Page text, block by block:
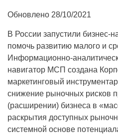
Обновлено 28/10/2021
В России запустили бизнес-
помочь развитию малого и
Информационно-
навигатор МСП создана
маркетинговый
снижение рыночных рисков
(расширении) бизнеса в
раскрытия доступных
системной основе